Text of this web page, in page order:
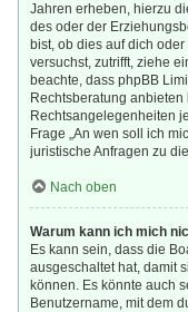
Jahren erheben, hierzu
des oder der
bist, ob dies auf dich
versuchst, zutrifft, ziehe
beachte, dass phpBB
Rechtsberatung
Rechtsangelegenheiten
Frage „An wen soll ich
juristische Anfragen zu
Nach oben
Warum kann ich mich
Es kann sein, dass die
ausgeschaltet hat, damit
können. Es könnte auch
Benutzername, mit dem